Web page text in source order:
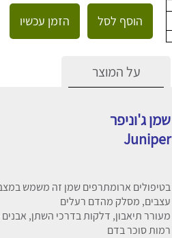
הוסף לסל הזמן עכשיו
על המוצר
שמן ג'וניפר
Juniper
בטיפולים ארומתרפים שמן זה משמש
עצבים, מסלק מהדם רעלים
מעורר תיאבון, דלקות בדרכי השתן,
רמות סוכר בדם